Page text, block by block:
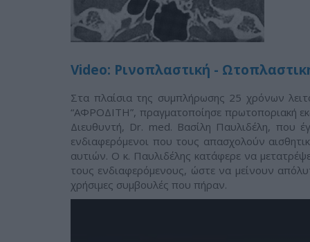
Video: Ρινοπλαστική -
Στα πλαίσια της συμπλήρωσης 25 χρόνων
“ΑΦΡΟΔΙΤΗ”, πραγματοποίησε πρωτοποριακή
Διευθυντή, Dr. med. Bασίλη Παυλιδέλη, που
ενδιαφερόμενοι που τους απασχολούν
αυτιών. Ο κ. Παυλιδέλης κατάφερε να
τους ενδιαφερόμενους, ώστε να μείνουν
χρήσιμες συμβουλές που πήραν.